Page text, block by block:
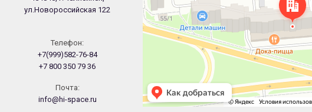
ул.Новороссийская 122
Телефон:
+7(999)582-76-84
+7 800 350 79 36
Почта:
info@hi-space.ru